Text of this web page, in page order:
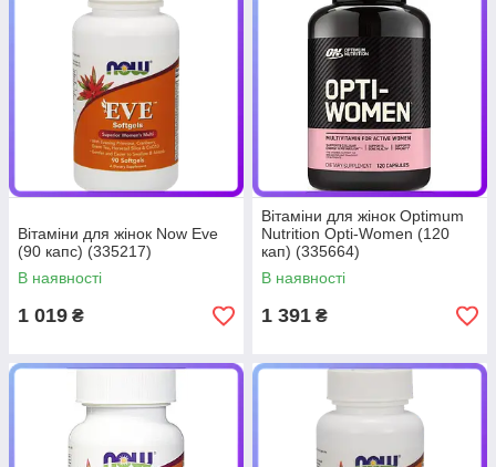
Вітаміни для жінок Now Eve
(90 капс) (335217)
В наявності
1 019 ₴
Вітаміни для жінок Optimum
Nutrition Opti-Women (120
кап) (335664)
В наявності
1 391 ₴